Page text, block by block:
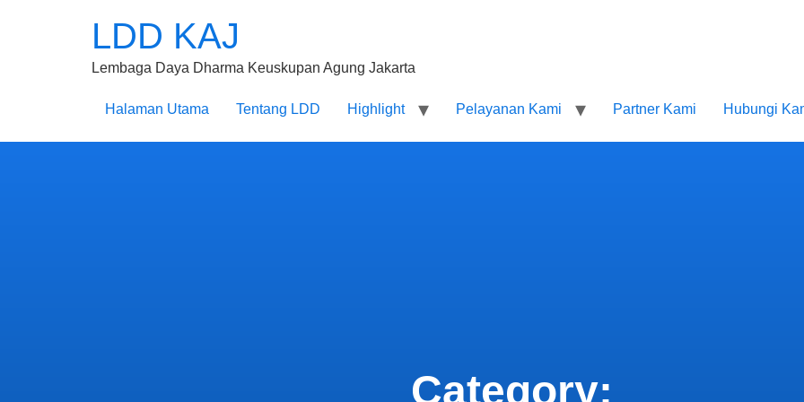
LDD KAJ
Lembaga Daya Dharma Keuskupan Agung Jakarta
Halaman Utama Tentang LDD Highlight Pelayanan Kami Partner Kami Hubungi
Category: